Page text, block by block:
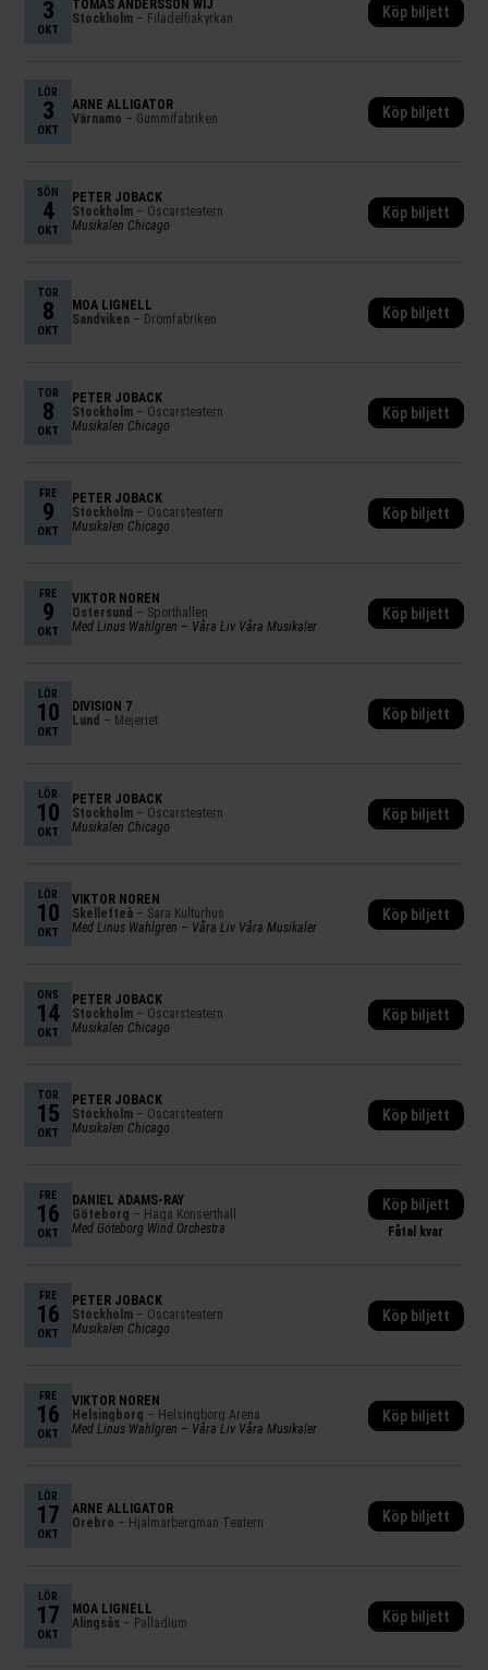
3
OKT
TOMAS ANDERSSON WIJ
Stockholm – Filadelfiakyrkan Köp biljett
LÖR
3
OKT
ARNE ALLIGATOR
Värnamo – Gummifabriken Köp biljett
SÖN
4
OKT
PETER JÖBACK
Stockholm – Oscarsteatern
Musikalen Chicago
Köp biljett
TOR
8
OKT
MOA LIGNELL
Sandviken – Drömfabriken Köp biljett
TOR
8
OKT
PETER JÖBACK
Stockholm – Oscarsteatern
Musikalen Chicago
Köp biljett
FRE
9
OKT
PETER JÖBACK
Stockholm – Oscarsteatern
Musikalen Chicago
Köp biljett
FRE
9
OKT
VIKTOR NORÉN
Östersund – Sporthallen
Med Linus Wahlgren – Våra Liv Våra Musikaler
Köp biljett
LÖR
10
OKT
DIVISION 7
Lund – Mejeriet Köp biljett
LÖR
10
OKT
PETER JÖBACK
Stockholm – Oscarsteatern
Musikalen Chicago
Köp biljett
LÖR
10
OKT
VIKTOR NORÉN
Skellefteå – Sara Kulturhus
Med Linus Wahlgren – Våra Liv Våra Musikaler
Köp biljett
ONS
14
OKT
PETER JÖBACK
Stockholm – Oscarsteatern
Musikalen Chicago
Köp biljett
TOR
15
OKT
PETER JÖBACK
Stockholm – Oscarsteatern
Musikalen Chicago
Köp biljett
FRE
16
OKT
DANIEL ADAMS-RAY
Göteborg – Haga Konserthall
Med Göteborg Wind Orchestra
Fåtal kvar
Köp biljett
FRE
16
OKT
PETER JÖBACK
Stockholm – Oscarsteatern
Musikalen Chicago
Köp biljett
FRE
16
OKT
VIKTOR NORÉN
Helsingborg – Helsingborg Arena
Med Linus Wahlgren – Våra Liv Våra Musikaler
Köp biljett
LÖR
17
OKT
ARNE ALLIGATOR
Örebro – Hjalmarbergman Teatern Köp biljett
LÖR
17
OKT
MOA LIGNELL
Alingsås – Palladium Köp biljett